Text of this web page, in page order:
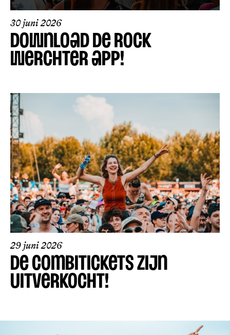
30 juni 2026
DOWNLOAD DE ROCK
WERCHTER APP!
29 juni 2026
DE COMBITICKETS ZIJN
UITVERKOCHT!